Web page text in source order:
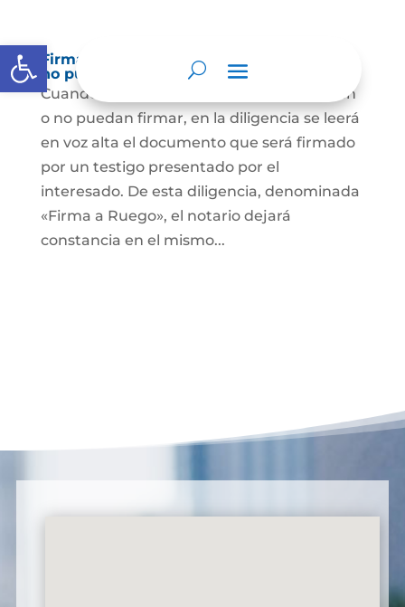
Abrir barra de herramientas
Firma a Ruego – Personas que no saben o
no puede firmar
Cuando se trate de personas que no sepan
o no puedan firmar, en la diligencia se leerá
en voz alta el documento que será firmado
por un testigo presentado por el
interesado. De esta diligencia, denominada
«Firma a Ruego», el notario dejará
constancia en el mismo...